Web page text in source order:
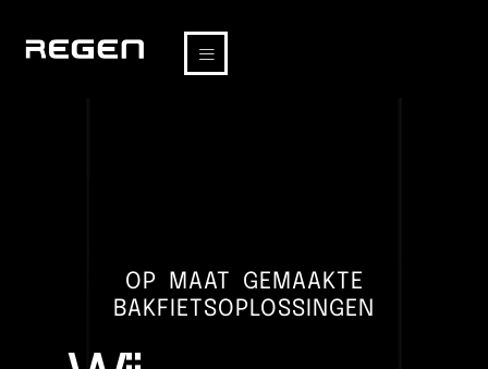
OP MAAT GEMAAKTE
BAKFIETSOPLOSSINGEN